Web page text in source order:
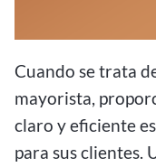
Cuando se trata
mayorista,
claro y eficiente
para sus clientes.